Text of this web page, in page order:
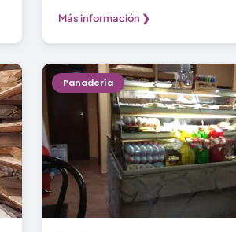
Más información ❯
Panadería